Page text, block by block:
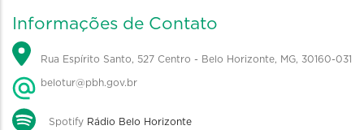
Informações de Contato
Rua Espírito Santo, 527 Centro - Belo Horizonte, MG, 30160-031
belotur@pbh.gov.br
Spotify Rádio Belo Horizonte